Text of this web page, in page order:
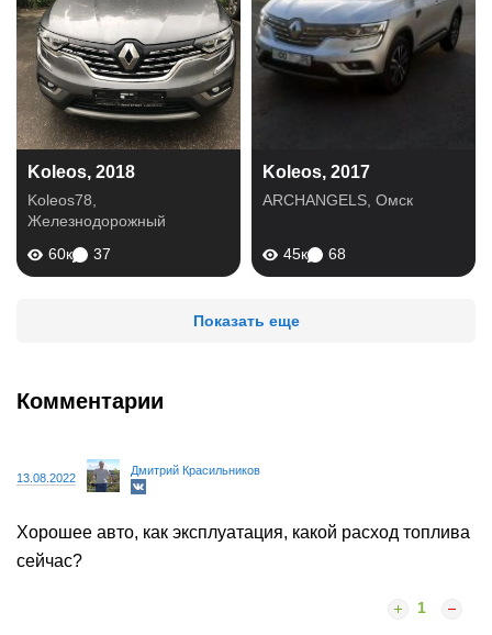
Koleos, 2018
Koleos78
Железнодорожный
60к
37
Koleos, 2017
ARCHANGELS Омск
45к 68
Показать еще
Комментарии
13.08.2022
Дмитрий Красильников
Хорошее авто, как эксплуатация, какой расход топлива
сейчас?
1